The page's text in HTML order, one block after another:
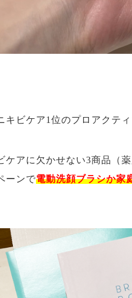
キビケア1位のプロアクテ
ケアに欠かせない3商品（
ーンで電動洗顔ブラシか家